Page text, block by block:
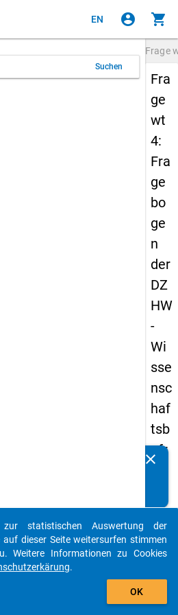
EN account_circle shopping_cart
Suchen
Frage
Fra
ge
wt
4:
Fra
ge
bo
ge
n
der
DZ
HW
-
Wi
sse
nsc
haf
tsb
efr
g
20
23
Details
clear
auto_stories
add_shopping_cart
statistischen Auswertung der
auf dieser Seite weitersurfen stimmen
Weitere Informationen zu Cookies
.
OK